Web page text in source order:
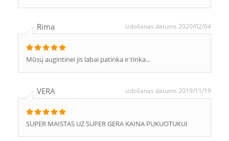
Rima izdošanas datums 2020/02/04
Mūsų augintinei jis labai patinka ir tinka...
VERA izdošanas datums 2019/11/19
SUPER MAISTAS UZ SUPER GERA KAINA PUKUOTUKUI